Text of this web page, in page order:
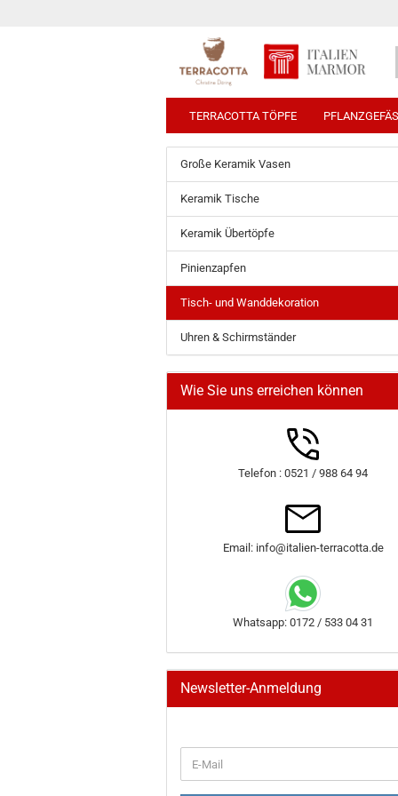
TERRACOTTA TÖPFE
Große Keramik Vasen
Keramik Tische
Keramik Übertöpfe
Pinienzapfen
Tisch- und Wanddekoration
Uhren & Schirmständer
Wie Sie uns erreichen können
Telefon : 0521 / 988 64 94
Email: info@italien-terracotta.de
Whatsapp: 0172 / 533 04 31
Newsletter-Anmeldung
ZUR
E-
Mail